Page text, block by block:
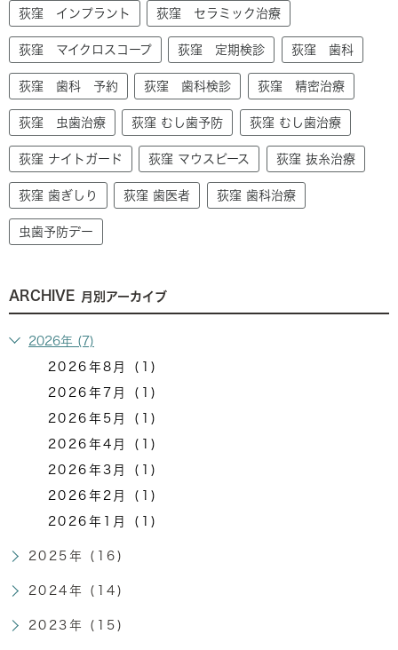
荻窪 インプラント 荻窪 セラミック治療
荻窪 マイクロスコープ 荻窪 定期検診 荻窪 歯科
荻窪 歯科 予約 荻窪 歯科検診 荻窪 精密治療
荻窪 虫歯治療 荻窪 むし歯予防 荻窪 むし歯治療
荻窪 ナイトガード 荻窪 マウスピース 荻窪 抜糸治療
荻窪 歯ぎしり 荻窪 歯医者 荻窪 歯科治療
虫歯予防デー
ARCHIVE 月別アーカイブ
2026年 (7)
2026年8月 (1)
2026年7月 (1)
2026年5月 (1)
2026年4月 (1)
2026年3月 (1)
2026年2月 (1)
2026年1月 (1)
2025年 (16)
2024年 (14)
2023年 (15)